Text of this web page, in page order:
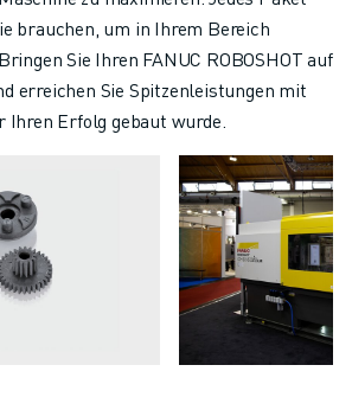
brauchen, um in Ihrem Bereich
Sie Ihren FANUC ROBOSHOT auf
erreichen Sie Spitzenleistungen mit
Ihren Erfolg gebaut wurde.